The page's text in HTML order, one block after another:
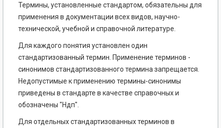
Термины, установленные стандартом, обязательны для
применения в документации всех видов, научно-
технической, учебной и справочной литературе.
Для каждого понятия установлен один
стандартизованный термин. Применение терминов -
синонимов стандартизованного термина запрещается.
Недопустимые к применению термины-синонимы
приведены в стандарте в качестве справочных и
обозначены "Ндп".
Для отдельных стандартизованных терминов в